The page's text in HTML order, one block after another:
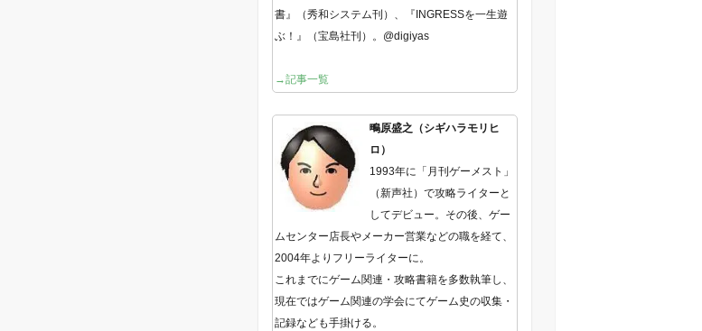
書』（秀和システム刊）、『INGRESSを一生遊
ぶ！』（宝島社刊）。@digiyas
→記事一覧
鴫原盛之（シギハラモリヒ
ロ）
1993年に「月刊ゲーメスト」
（新声社）で攻略ライターと
してデビュー。その後、ゲー
ムセンター店長やメーカー営業などの職を経て、
2004年よりフリーライターに。
これまでにゲーム関連・攻略書籍を多数執筆し、
現在ではゲーム関連の学会にてゲーム史の収集・
記録なども手掛ける。